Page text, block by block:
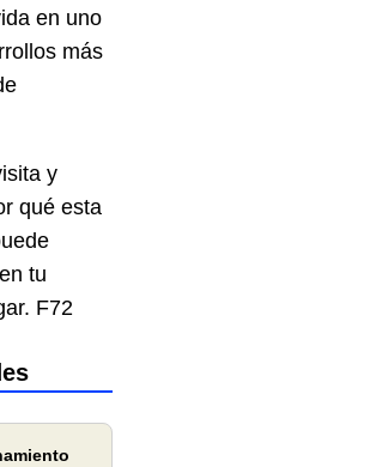
en uno
más
y
qué esta
tu
F72